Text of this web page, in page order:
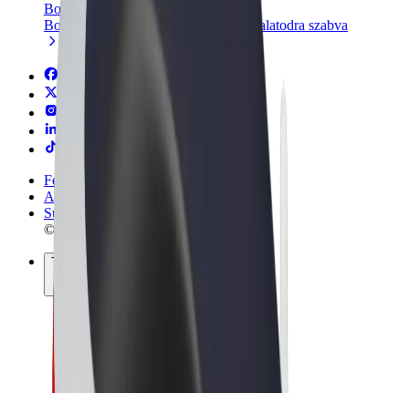
Bolt for Business
Bolt termékek és szolgáltatások a vállalatodra szabva
Felhasználási feltételek
Adatvédelem
Sütik
© 2026 Bolt Technology OÜ
Termékek
Utazás
Rollerek
Bolt Market